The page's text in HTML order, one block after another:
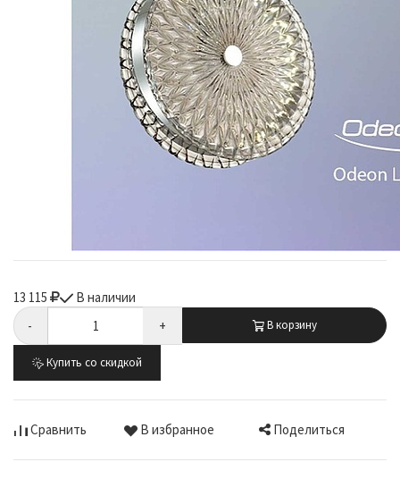
13 115
В наличии
-
+ В корзину
Купить со скидкой
Сравнить В избранное Поделиться